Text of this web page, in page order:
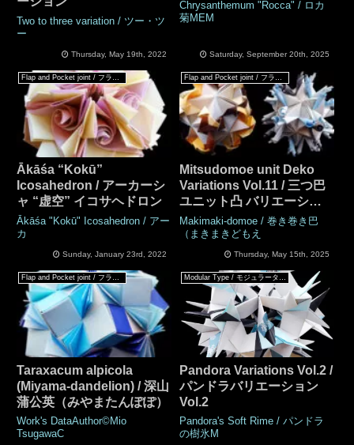
Two to three variation / ツー・ツ
ー
Thursday, May 19th, 2022
Chrysanthemum "Rocca" / ロカ
菊MEM
Saturday, September 20th, 2025
Ākāśa “Kokū”
Icosahedron / アーカーシ
ャ “虚空” イコサヘドロン
Ākāśa "Kokū" Icosahedron / アー
カ
Sunday, January 23rd, 2022
Mitsudomoe unit Deko
Variations Vol.11 / 三つ巴
ユニット凸 バリエーショ
ン Vol.11
Makimaki-domoe / 巻き巻き巴
（まきまきどもえ
Thursday, May 15th, 2025
Flap and Pocket joint / フラップ & ポケットジョイント
Taraxacum alpicola
(Miyama-dandelion) / 深山
蒲公英（みやまたんぽぽ）
Work's DataAuthor©Mio
TsugawaC
Modular Type / モジュラータイプ
Pandora Variations Vol.2 /
パンドラバリエーション
Vol.2
Pandora's Soft Rime / パンドラ
の樹氷M